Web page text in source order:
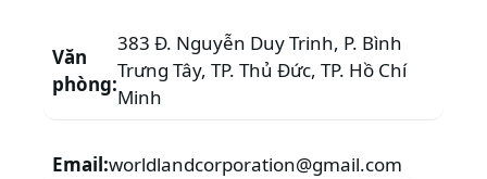
Văn
phòng:
383 Đ. Nguyễn Duy Trinh, P. Bình
Trưng Tây, TP. Thủ Đức, TP. Hồ Chí
Minh
Email:worldlandcorporation@gmail.com